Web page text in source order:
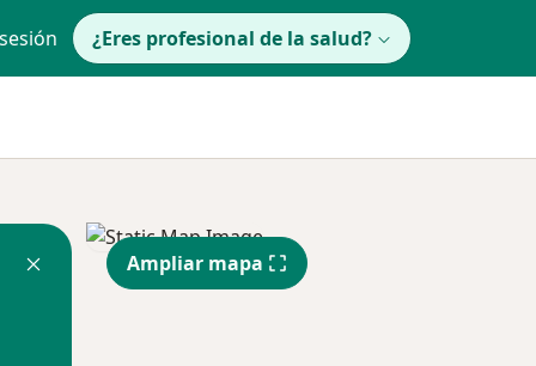
¿Eres profesional de la salud?
Ampliar mapa